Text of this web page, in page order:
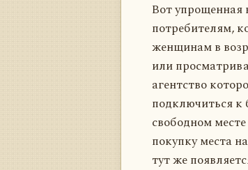
Вот упрощенная
потребителям,
женщинам в
или
агентство
подключиться к
свободном
покупку места
тут же